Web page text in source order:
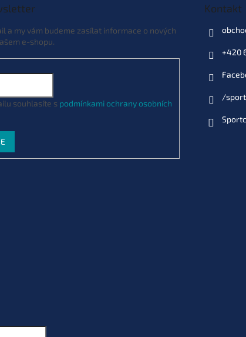
a my vám budeme zasílat informace o nových
e-shopu.
souhlasíte s podmínkami ochrany osobních
Kontakt
+420
/